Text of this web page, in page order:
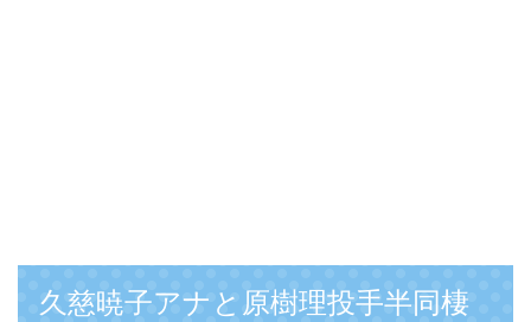
久慈暁子アナと原樹理投手半同棲